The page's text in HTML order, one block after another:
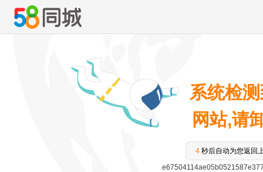
系统检
网站,请
3 秒后自动为您返回